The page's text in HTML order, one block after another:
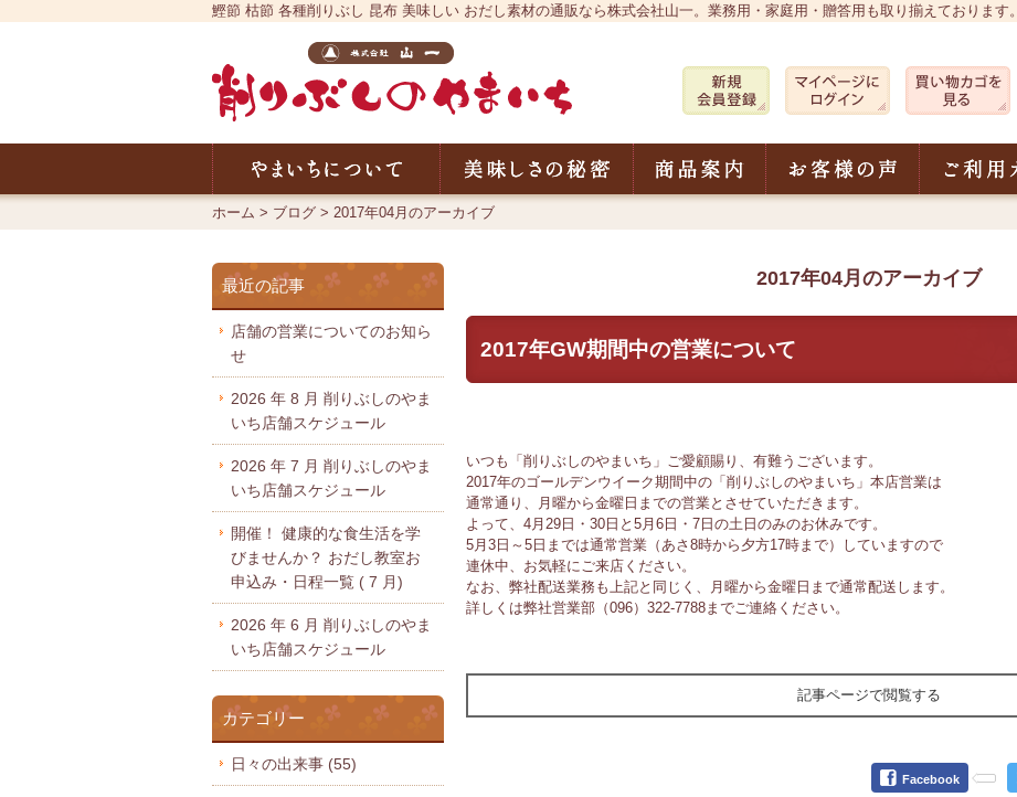
鰹節 枯節 各種削りぶし 昆布 美味しい おだし素材の通販なら株式会社山一。業務用・家庭用・贈答用も取り揃えております。
やまいちについて 美味しさの秘密 商品案内 お客様の声
ホーム > ブログ > 2017年04月のアーカイブ
2017年04月のアーカイブ
2017年GW期間中の営業について
いつも「削りぶしのやまいち」ご愛顧賜り、有難うございます。
2017年のゴールデンウイーク期間中の「削りぶしのやまいち」本店営業は
通常通り、月曜から金曜日までの営業とさせていただきます。
よって、4月29日・30日と5月6日・7日の土日のみのお休みです。
5月3日～5日までは通常営業（あさ8時から夕方17時まで）していますので
連休中、お気軽にご来店ください。
なお、弊社配送業務も上記と同じく、月曜から金曜日まで通常配送します。
詳しくは弊社営業部（096）322‐7788までご連絡ください。
記事ページで閲覧する
Facebook
最近の記事
店舗の営業についてのお知ら
せ
2026 年 8 月 削りぶしのやま
いち店舗スケジュール
2026 年 7 月 削りぶしのやま
いち店舗スケジュール
開催！ 健康的な食生活を学
びませんか？ おだし教室お
申込み・日程一覧 ( 7 月)
2026 年 6 月 削りぶしのやま
いち店舗スケジュール
カテゴリー
日々の出来事 (55)